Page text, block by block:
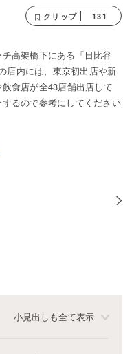
クリップ 131
高架橋下にある「日比谷
店内には、東京初出店や新
食店が全43店舗出店して
るので参考にしてください
小見出しも全て表示